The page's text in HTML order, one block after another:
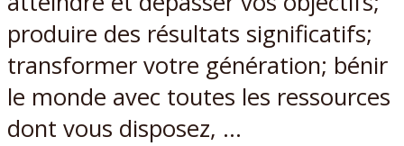
produire des résultats significatifs;
transformer votre génération; bénir
le monde avec toutes les ressources
dont vous disposez, …